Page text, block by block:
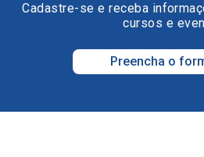
Cadastre-se e receba
cursos e
Preencha o